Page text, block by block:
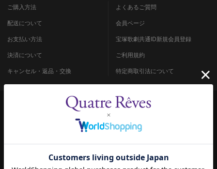
ご購入方法
配送について
お支払い方法
決済について
キャンセル・返品・交換
よくあるご質問
会員ページ
宝塚歌劇共通ID新規会員登録
ご利用規約
特定商取引法について